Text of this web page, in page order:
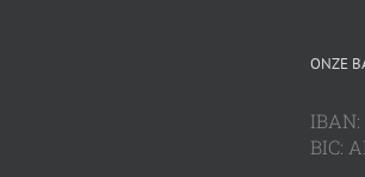
ONZE
BIC: